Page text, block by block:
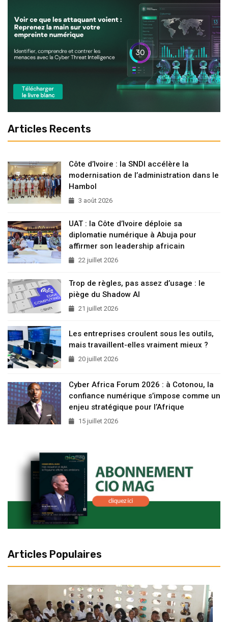
Articles Recents
Côte d’Ivoire : la SNDI accélère la
modernisation de l’administration dans le
Hambol
3 août 2026
UAT : la Côte d’Ivoire déploie sa
diplomatie numérique à Abuja pour
affirmer son leadership africain
22 juillet 2026
Trop de règles, pas assez d’usage : le
piège du Shadow AI
21 juillet 2026
Les entreprises croulent sous les outils,
mais travaillent-elles vraiment mieux ?
20 juillet 2026
Cyber Africa Forum 2026 : à Cotonou, la
confiance numérique s’impose comme un
enjeu stratégique pour l’Afrique
15 juillet 2026
Articles Populaires